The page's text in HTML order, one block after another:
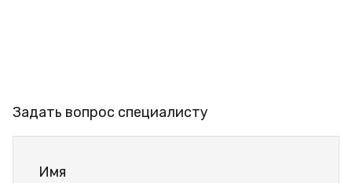
Задать вопрос специалисту
Имя